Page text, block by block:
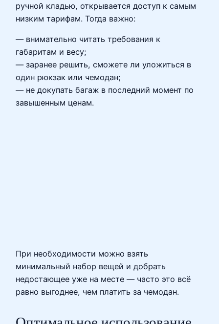
ручной кладью, открывается доступ к самым
низким тарифам. Тогда важно:
— внимательно читать требования к
габаритам и весу;
— заранее решить, сможете ли уложиться в
один рюкзак или чемодан;
— не докупать багаж в последний момент по
завышенным ценам.
При необходимости можно взять
минимальный набор вещей и добрать
недостающее уже на месте — часто это всё
равно выгоднее, чем платить за чемодан.